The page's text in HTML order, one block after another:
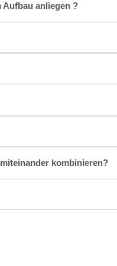
Aufbau anliegen ?
kombinieren?